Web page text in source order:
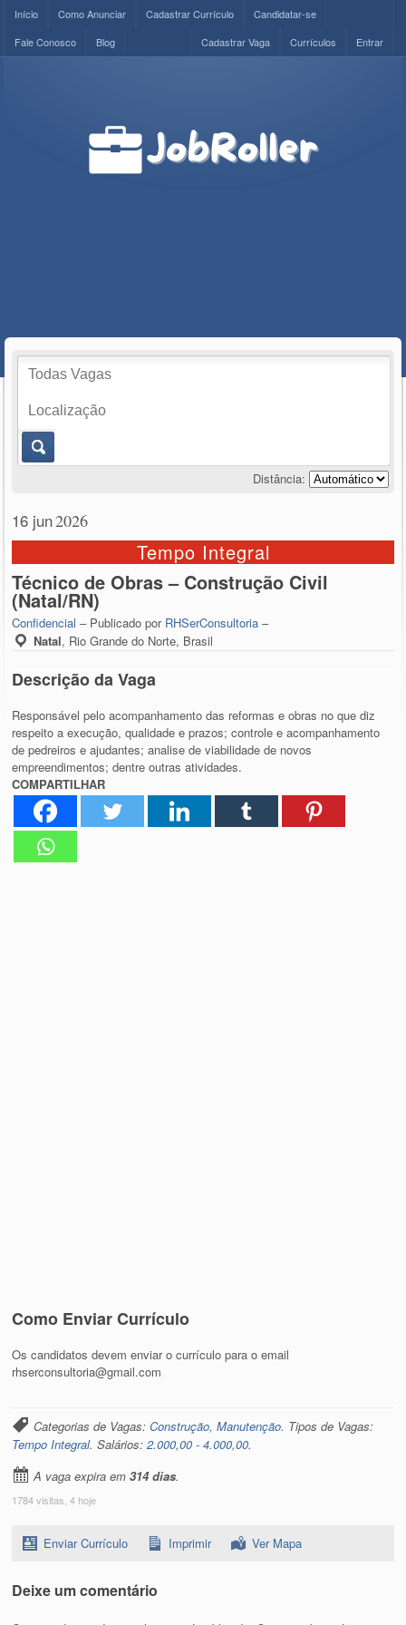
Início Como Anunciar Cadastrar Currículo
Candidatar-se
Fale Conosco
Blog Entrar
Currículos
Cadastrar Vaga
Distância:
16 jun2026
Tempo Integral
Técnico de Obras – Construção Civil
(Natal/RN)
Confidencial – Publicado por RHSerConsultoria –
Natal, Rio Grande do Norte, Brasil
Descrição da Vaga
Responsável pelo acompanhamento das reformas e obras no que diz
respeito a execução, qualidade e prazos; controle e acompanhamento
de pedreiros e ajudantes; analise de viabilidade de novos
empreendimentos; dentre outras atividades.
COMPARTILHAR
Como Enviar Currículo
Os candidatos devem enviar o currículo para o email
rhserconsultoria@gmail.com
Categorias de Vagas:Construção, Manutenção. Tipos de Vagas:
Tempo Integral. Salários:2.000,00 - 4.000,00.
A vaga expira em314 dias.
1784 visitas, 4 hoje
Enviar Currículo Imprimir Ver Mapa
Deixe um comentário